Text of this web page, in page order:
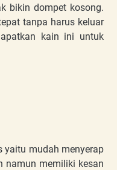
bikin dompet kosong.
tanpa harus keluar
kain ini untuk
yaitu mudah menyerap
namun memiliki kesan